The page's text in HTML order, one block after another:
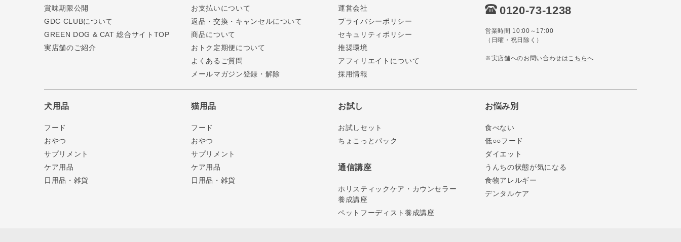
賞味期限公開
GDC CLUBについて
GREEN DOG & CAT 総合サイトTOP
実店舗のご紹介
お支払いについて
返品・交換・キャンセルについて
商品について
おトク定期便について
よくあるご質問
メールマガジン登録・解除
運営会社
プライバシーポリシー
セキュリティポリシー
推奨環境
アフィリエイトについて
採用情報
0120-73-1238
営業時間 10:00～17:00
（日曜・祝日除く）
※実店舗へのお問い合わせはこちらへ
犬用品
フード
おやつ
サプリメント
ケア用品
日用品・雑貨
猫用品
フード
おやつ
サプリメント
ケア用品
日用品・雑貨
お試し
お試しセット
ちょこっとパック
通信講座
ホリスティックケア・カウンセラー
養成講座
ペットフーディスト養成講座
お悩み別
食べない
低○○フード
ダイエット
うんちの状態が気になる
食物アレルギー
デンタルケア